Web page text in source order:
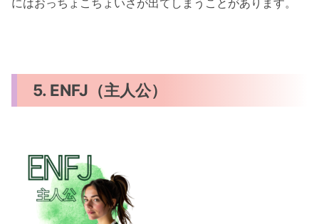
にはおっちょこちょいさが出てしまうことがあります。
5. ENFJ（主人公）